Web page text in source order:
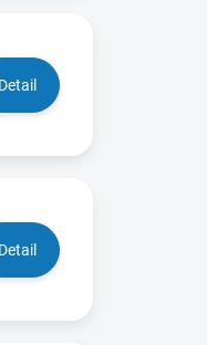
Detail
Detail